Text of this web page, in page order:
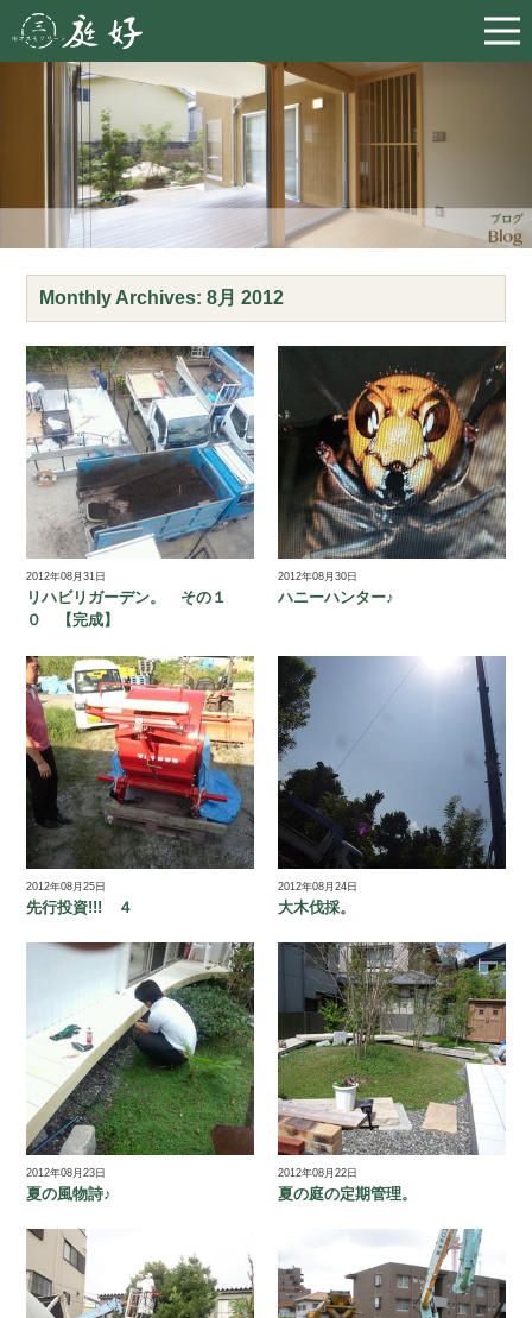
Monthly Archives:8月 2012
2012年08月31日
リハビリガーデン。 その１
０ 【完成】
2012年08月30日
ハニーハンター♪
2012年08月25日
先行投資!!! ４
2012年08月24日
大木伐採。
2012年08月23日
夏の風物詩♪
2012年08月22日
夏の庭の定期管理。